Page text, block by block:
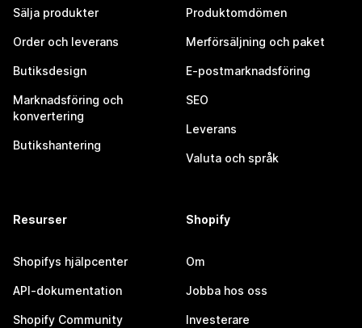
Sälja produkter
Order och leverans
Butiksdesign
Marknadsföring och
konvertering
Butikshantering
Produktomdömen
Merförsäljning och paket
E-postmarknadsföring
SEO
Leverans
Valuta och språk
Resurser
Shopifys hjälpcenter
API-dokumentation
Shopify Community
Shopify
Om
Jobba hos oss
Investerare